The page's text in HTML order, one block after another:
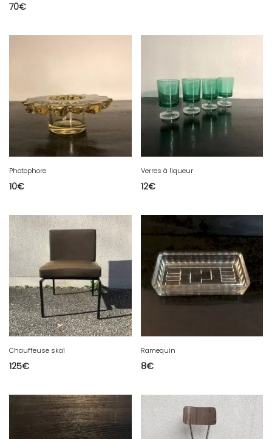
70€
Photophore
10€
Verres à liqueur
12€
Chauffeuse skaï
125€
Ramequin
8€